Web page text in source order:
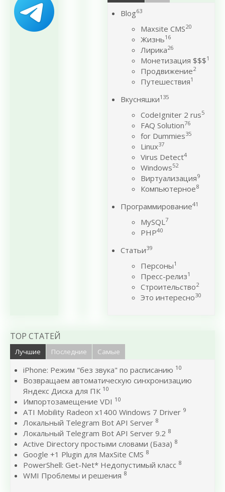
Blog63
Maxsite CMS20
Жизнь16
Лирика26
Монетизация $$$1
Продвижение2
Путешествия1
Вкусняшки135
CodeIgniter 2 rus5
FAQ Solution76
for Dummies35
Linux37
Virus Detect4
Windows52
Виртуализация9
Компьютерное8
Программирование41
MySQL7
PHP40
Статьи39
Персоны1
Пресс-релиз1
Строительство2
Это интересно30
TOP СТАТЕЙ
Лучшие Последние Самые
iPhone: Режим "без звука" по расписанию 10
Возвращаем автоматическую синхронизацию
Яндекс Диска для ПК 10
Импортозамещение VDI 10
ATI Mobility Radeon x1400 Windows 7 Driver 9
Локальный Telegram Bot API Server 8
Локальный Telegram Bot API Server 9.2 8
Active Directory простыми словами (База) 8
Google +1 Plugin для MaxSite CMS 8
PowerShell: Get-Net* Недопустимый класс 8
WMI Проблемы и решения 8